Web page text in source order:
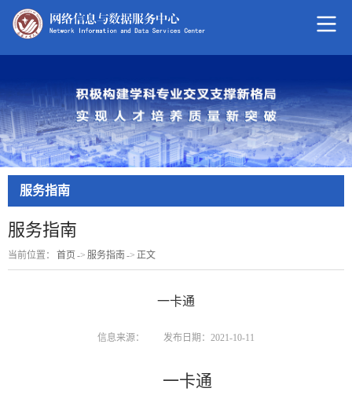
服务指南
服务指南
当前位置： 首页 -> 服务指南 -> 正文
一卡通
信息来源： 发布日期：2021-10-11
一卡通